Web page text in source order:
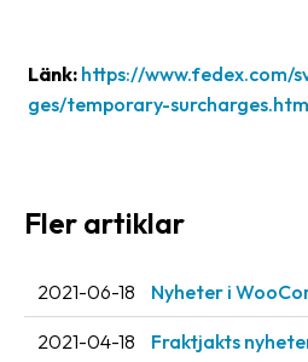
Nyhetsarkiv
Kontakta
villkor
Integritet
Länk: https://www.fedex.com/
ges/temporary-
Fler artiklar
2021-06-18 Nyheter i
2021-04-18 Fraktjakts